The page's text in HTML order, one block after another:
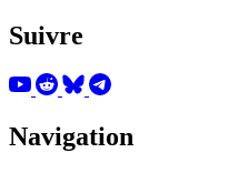
Suivre
Navigation